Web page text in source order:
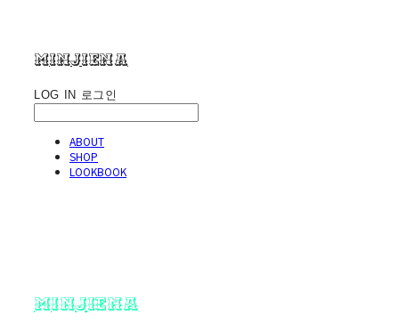
minjiena
LOG IN 로그인
ABOUT
SHOP
LOOKBOOK
minjiena